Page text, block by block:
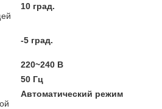
10 град.
-5 град.
220~240 В
50 Гц
Автоматический режим